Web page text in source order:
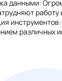
данными:
работу
различных